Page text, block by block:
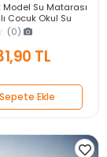
Model Su Matarası
Çocuk Okul Su
Sızdırmaz Kapak
(0)
TL
Sepete Ekle